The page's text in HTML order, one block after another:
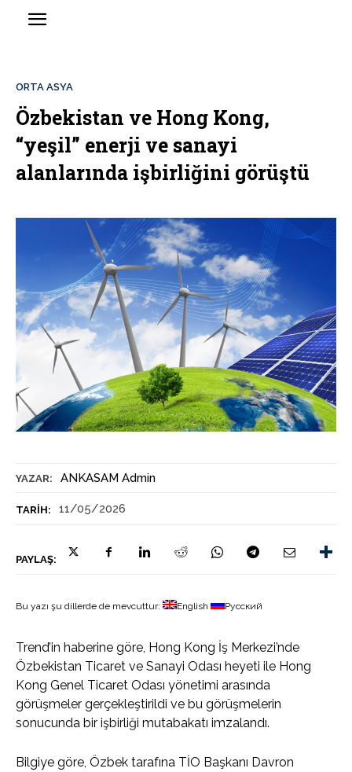
YAZAR: ANKASAM Admin
TARIH: 11/05/2026
PAYLAŞ:
ORTA ASYA
Özbekistan ve Hong Kong,
“yeşil” enerji ve sanayi
alanlarında işbirliğini görüştü
Bu yazı şu dillerde de mevcuttur: English Русский
Trend’in haberine göre, Hong Kong İş Merkezi’nde
Özbekistan Ticaret ve Sanayi Odası heyeti ile Hong
Kong Genel Ticaret Odası yönetimi arasında
görüşmeler gerçekleştirildi ve bu görüşmelerin
sonucunda bir işbirliği mutabakatı imzalandı.
Bilgiye göre, Özbek tarafına TİO Başkanı Davron